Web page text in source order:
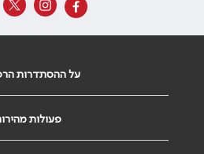
על ההסתדרות
פעולות